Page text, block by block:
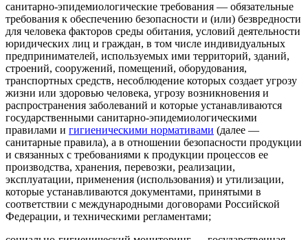
санитарно-эпидемиологические требования — обязательные
требования к обеспечению безопасности и (или) безвредности
для человека факторов среды обитания, условий деятельности
юридических лиц и граждан, в том числе индивидуальных
предпринимателей, используемых ими территорий, зданий,
строений, сооружений, помещений, оборудования,
транспортных средств, несоблюдение которых создает угрозу
жизни или здоровью человека, угрозу возникновения и
распространения заболеваний и которые устанавливаются
государственными санитарно-эпидемиологическими
правилами и гигиеническими нормативами (далее —
санитарные правила), а в отношении безопасности продукции
и связанных с требованиями к продукции процессов ее
производства, хранения, перевозки, реализации,
эксплуатации, применения (использования) и утилизации,
которые устанавливаются документами, принятыми в
соответствии с международными договорами Российской
Федерации, и техническими регламентами;